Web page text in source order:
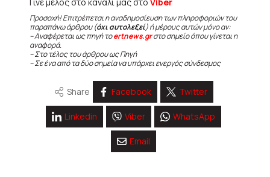
Προσοχή! Επιτρέπεται η αναδημοσίευση των πληροφοριών του
παραπάνω άρθρου (όχι αυτολεξεί) ή μέρους αυτών μόνο αν:
– Αναφέρεται ως πηγή τοertnews.grστο σημείο όπου γίνεται η
αναφορά.
– Στο τέλος του άρθρου ως Πηγή
– Σε ένα από τα δύο σημεία να υπάρχει ενεργός σύνδεσμος
Share Facebook Twitter
Linkedin Viber WhatsApp
Email